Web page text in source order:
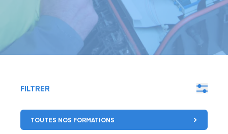
FILTRER
TOUTES NOS FORMATIONS